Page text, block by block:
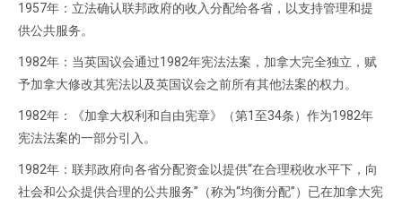
1957年：立法确认联邦政府的收入分配给各省，以支持管理和提
供公共服务。
1982年：当英国议会通过1982年宪法法案，加拿大完全独立，赋
予加拿大修改其宪法以及英国议会之前所有其他法案的权力。
1982年：《加拿大权利和自由宪章》（第1至34条）作为1982年
宪法法案的一部分引入。
1982年：联邦政府向各省分配资金以提供“在合理税收水平下，向
社会和公众提供合理的公共服务”（称为“均衡分配”）已在加拿大宪